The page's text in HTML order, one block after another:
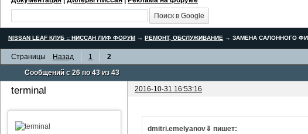
NISSAN LEAF КЛУБ :: НИССАН ЛИФ ФОРУМ → РЕМОНТ, ОБСЛУЖИВАНИЕ →ЗАМЕНА САЛОННОГО
Страницы Назад 1
2
Сообщений с 26 по 43 из 43
terminal 2016-10-31 16:53:16
dmitri.emelyanov⇓ пишет: